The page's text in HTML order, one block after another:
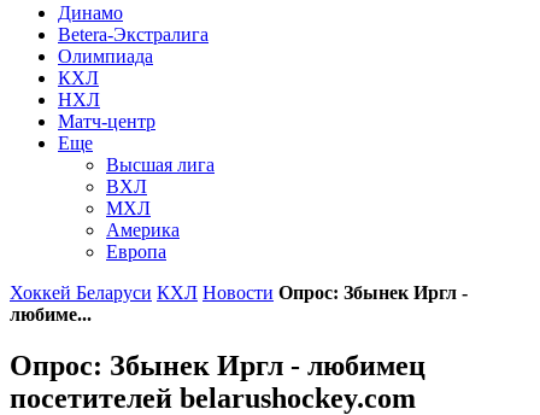
Динамо
Betera-Экстралига
Олимпиада
КХЛ
НХЛ
Матч-центр
Еще
Высшая лига
ВХЛ
МХЛ
Америка
Европа
Хоккей Беларуси КХЛ Новости Опрос: Збынек Иргл -
любиме...
Опрос: Збынек Иргл - любимец
посетителей belarushockey.com